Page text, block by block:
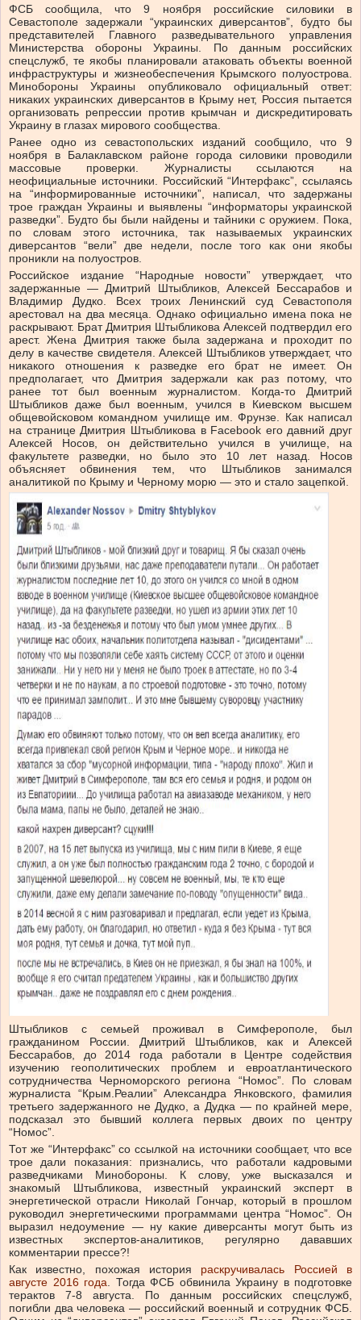
ФСБ сообщила, что 9 ноября российские силовики в
Севастополе задержали “украинских диверсантов”, будто бы
представителей Главного разведывательного управления
Министерства обороны Украины. По данным российских
спецслужб, те якобы планировали атаковать объекты военной
инфраструктуры и жизнеобеспечения Крымского полуострова.
Минобороны Украины опубликовало официальный ответ:
никаких украинских диверсантов в Крыму нет, Россия пытается
организовать репрессии против крымчан и дискредитировать
Украину в глазах мирового сообщества.
Ранее одно из севастопольских изданий сообщило, что 9
ноября в Балаклавском районе города силовики проводили
массовые проверки. Журналисты ссылаются на
неофициальные источники. Российский “Интерфакс”, ссылаясь
на “информированные источники”, написал, что задержаны
трое граждан Украины и выявлены “информаторы украинской
разведки”. Будто бы были найдены и тайники с оружием. Пока,
по словам этого источника, так называемых украинских
диверсантов “вели” две недели, после того как они якобы
проникли на полуостров.
Российское издание “Народные новости” утверждает, что
задержанные — Дмитрий Штыбликов, Алексей Бессарабов и
Владимир Дудко. Всех троих Ленинский суд Севастополя
арестовал на два месяца. Однако официально имена пока не
раскрывают. Брат Дмитрия Штыбликова Алексей подтвердил его
арест. Жена Дмитрия также была задержана и проходит по
делу в качестве свидетеля. Алексей Штыбликов утверждает, что
никакого отношения к разведке его брат не имеет. Он
предполагает, что Дмитрия задержали как раз потому, что
ранее тот был военным журналистом. Когда-то Дмитрий
Штыбликов даже был военным, учился в Киевском высшем
общевойсковом командном училище им. Фрунзе. Как написал
на странице Дмитрия Штыбликова в Facebook его давний друг
Алексей Носов, он действительно учился в училище, на
факультете разведки, но было это 10 лет назад. Носов
объясняет обвинения тем, что Штыбликов занимался
аналитикой по Крыму и Черному морю — это и стало зацепкой.
Штыбликов с семьей проживал в Симферополе, был
гражданином России. Дмитрий Штыбликов, как и Алексей
Бессарабов, до 2014 года работали в Центре содействия
изучению геополитических проблем и евроатлантического
сотрудничества Черноморского региона “Номос”. По словам
журналиста “Крым.Реалии” Александра Янковского, фамилия
третьего задержанного не Дудко, а Дудка — по крайней мере,
подсказал это бывший коллега первых двоих по центру
“Номос”.
Тот же “Интерфакс” со ссылкой на источники сообщает, что все
трое дали показания: признались, что работали кадровыми
разведчиками Минобороны. К слову, уже высказался и
знакомый Штыбликова, известный украинский эксперт в
энергетической отрасли Николай Гончар, который в прошлом
руководил энергетическими программами центра “Номос”. Он
выразил недоумение — ну какие диверсанты могут быть из
известных экспертов-аналитиков, регулярно дававших
комментарии прессе?!
Как известно, похожая история раскручивалась Россией в
августе 2016 года. Тогда ФСБ обвинила Украину в подготовке
терактов 7-8 августа. По данным российских спецслужб,
погибли два человека — российский военный и сотрудник ФСБ.